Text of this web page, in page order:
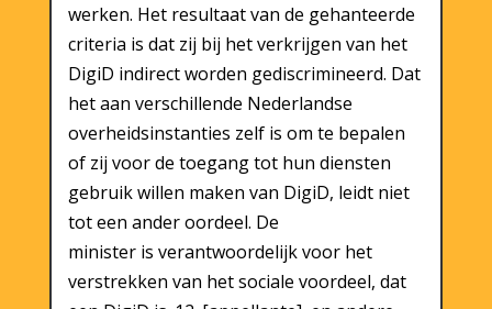
werken. Het resultaat van de gehanteerde
criteria is dat zij bij het verkrijgen van het
DigiD indirect worden gediscrimineerd. Dat
het aan verschillende Nederlandse
overheidsinstanties zelf is om te bepalen
of zij voor de toegang tot hun diensten
gebruik willen maken van DigiD, leidt niet
tot een ander oordeel. De
minister is verantwoordelijk voor het
verstrekken van het sociale voordeel, dat